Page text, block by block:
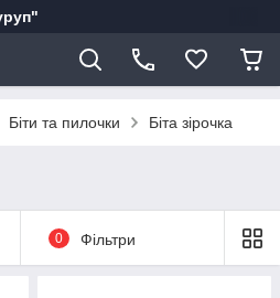
Біти та пилочки Біта зірочка
0 Фільтри